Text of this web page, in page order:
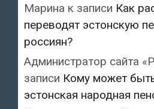
Марина к записи Как
переводят эстонскую
россиян?
Администратор сайта
записи Кому может
эстонская народная